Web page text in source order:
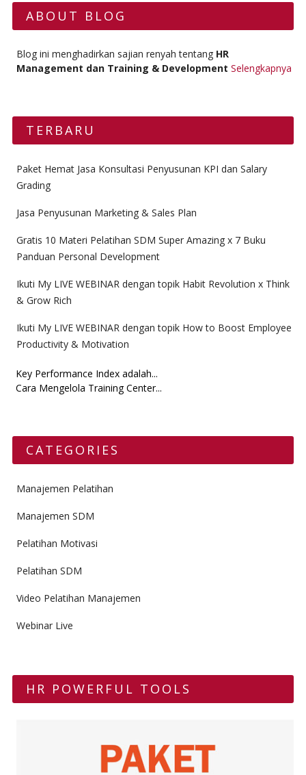
ABOUT BLOG
Blog ini menghadirkan sajian renyah tentang HR
Management dan Training & Development Selengkapnya
TERBARU
Paket Hemat Jasa Konsultasi Penyusunan KPI dan Salary
Grading
Jasa Penyusunan Marketing & Sales Plan
Gratis 10 Materi Pelatihan SDM Super Amazing x 7 Buku
Panduan Personal Development
Ikuti My LIVE WEBINAR dengan topik Habit Revolution x Think
& Grow Rich
Ikuti My LIVE WEBINAR dengan topik How to Boost Employee
Productivity & Motivation
Key Performance Index adalah...
Cara Mengelola Training Center...
CATEGORIES
Manajemen Pelatihan
Manajemen SDM
Pelatihan Motivasi
Pelatihan SDM
Video Pelatihan Manajemen
Webinar Live
HR POWERFUL TOOLS